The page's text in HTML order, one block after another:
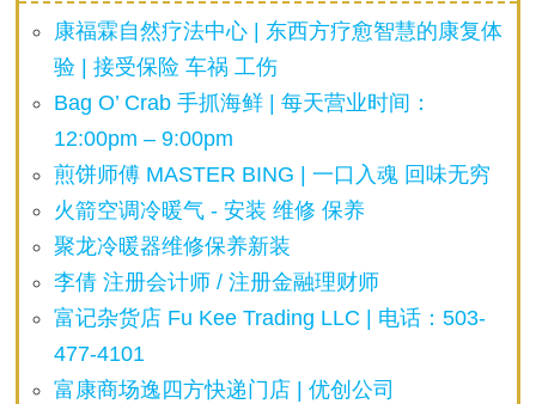
康福霖自然疗法中心 | 东西方疗愈智慧的康复体
验 | 接受保险 车祸 工伤
Bag O’ Crab 手抓海鲜 | 每天营业时间：
12:00pm – 9:00pm
煎饼师傅 MASTER BING | 一口入魂 回味无穷
火箭空调冷暖气 - 安装 维修 保养
聚龙冷暖器维修保养新装
李倩 注册会计师 / 注册金融理财师
富记杂货店 Fu Kee Trading LLC | 电话：503-
477-4101
富康商场逸四方快递门店 | 优创公司